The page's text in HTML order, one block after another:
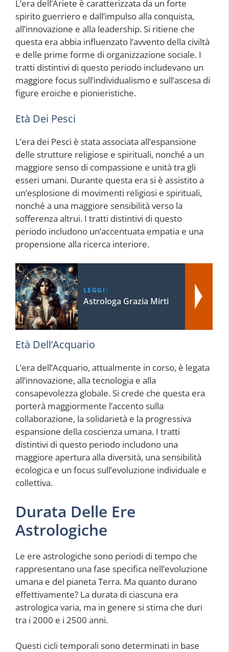
L’era dell’Ariete è caratterizzata da un forte
spirito guerriero e dall’impulso alla conquista,
all’innovazione e alla leadership. Si ritiene che
questa era abbia influenzato l’avvento della civiltà
e delle prime forme di organizzazione sociale. I
tratti distintivi di questo periodo includevano un
maggiore focus sull’individualismo e sull’ascesa di
figure eroiche e pionieristiche.
Età Dei Pesci
L’era dei Pesci è stata associata all’espansione
delle strutture religiose e spirituali, nonché a un
maggiore senso di compassione e unità tra gli
esseri umani. Durante questa era si è assistito a
un’esplosione di movimenti religiosi e spirituali,
nonché a una maggiore sensibilità verso la
sofferenza altrui. I tratti distintivi di questo
periodo includono un’accentuata empatia e una
propensione alla ricerca interiore.
LEGGI:
Astrologa Grazia Mirti
Età Dell’Acquario
L’era dell’Acquario, attualmente in corso, è legata
all’innovazione, alla tecnologia e alla
consapevolezza globale. Si crede che questa era
porterà maggiormente l’accento sulla
collaborazione, la solidarietà e la progressiva
espansione della coscienza umana. I tratti
distintivi di questo periodo includono una
maggiore apertura alla diversità, una sensibilità
ecologica e un focus sull’evoluzione individuale e
collettiva.
Durata Delle Ere
Astrologiche
Le ere astrologiche sono periodi di tempo che
rappresentano una fase specifica nell’evoluzione
umana e del pianeta Terra. Ma quanto durano
effettivamente? La durata di ciascuna era
astrologica varia, ma in genere si stima che duri
tra i 2000 e i 2500 anni.
Questi cicli temporali sono determinati in base